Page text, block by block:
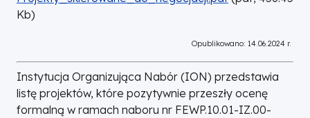
Kb)
Opublikowano: 14.06.2024 r.
Instytucja Organizująca Nabór (ION) przedstawia
listę projektów, które pozytywnie przeszły ocenę
formalną w ramach naboru nr FEWP.10.01-IZ.00-